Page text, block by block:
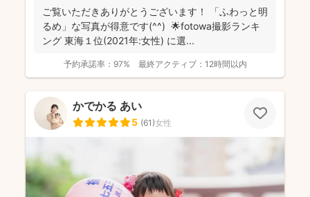
ご覧いただきありがとうございます！ 「ふわっと明
るめ」な写真が得意です(^^) 🌟fotowa撮影ランキ
ング 東海１位(2021年:女性) に選...
予約承諾率： 97% 最終アクティブ： 12時間以内
かでかる あい
5 (61)女性